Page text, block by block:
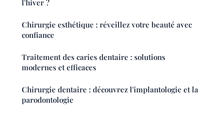
l'hiver ?
Chirurgie esthétique : réveillez votre beauté avec
confiance
Traitement des caries dentaire : solutions
modernes et efficaces
Chirurgie dentaire : découvrez l'implantologie et la
parodontologie